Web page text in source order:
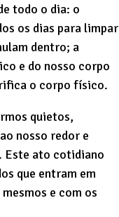
todo o dia: o
os dias para limpar
dentro; a
e do nosso corpo
o corpo físico.
quietos,
nosso redor e
Este ato cotidiano
que entram em
e com os